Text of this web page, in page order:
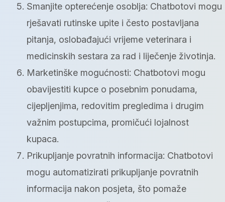
Smanjite opterećenje osoblja: Chatbotovi mogu
rješavati rutinske upite i često postavljana
pitanja, oslobađajući vrijeme veterinara i
medicinskih sestara za rad i liječenje životinja.
Marketinške mogućnosti: Chatbotovi mogu
obavijestiti kupce o posebnim ponudama,
cijepljenjima, redovitim pregledima i drugim
važnim postupcima, promičući lojalnost
kupaca.
Prikupljanje povratnih informacija: Chatbotovi
mogu automatizirati prikupljanje povratnih
informacija nakon posjeta, što pomaže